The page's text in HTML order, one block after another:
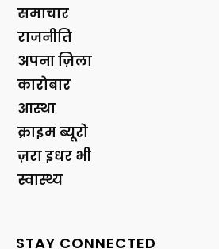
समाचार
राजनीति
अपना ज़िला
कारोबार
आस्था
क्राइम ब्यूरो
ज़रा इधर भी
स्वास्थ्य
STAY CONNECTED